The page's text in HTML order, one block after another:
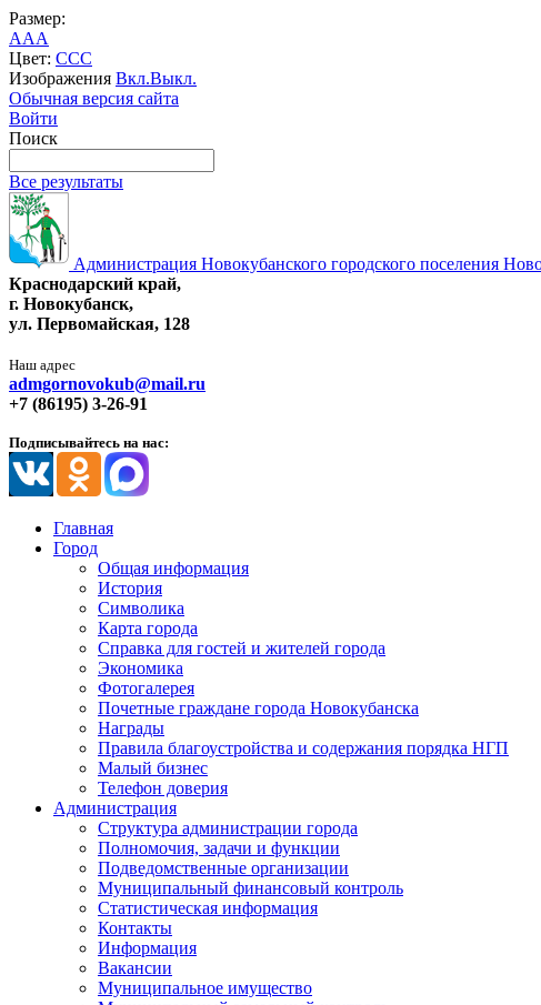
Размер:
AAA
Цвет: CCC
Изображения Вкл.Выкл.
Обычная версия сайта
Войти
Поиск
Все результаты
Администрация Новокубанского городского поселения
Краснодарский край,
г. Новокубанск,
ул. Первомайская, 128
Наш адрес
admgornovokub@mail.ru
+7 (86195) 3-26-91
Подписывайтесь на нас:
Главная
Город
Общая информация
История
Символика
Карта города
Справка для гостей и жителей города
Экономика
Фотогалерея
Почетные граждане города Новокубанска
Награды
Правила благоустройства и содержания порядка НГП
Малый бизнес
Телефон доверия
Администрация
Структура администрации города
Полномочия, задачи и функции
Подведомственные организации
Муниципальный финансовый контроль
Статистическая информация
Контакты
Информация
Вакансии
Муниципальное имущество